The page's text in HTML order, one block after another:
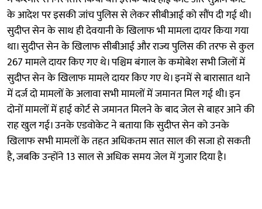
के आदेश पर इसकी जांच पुलिस से लेकर सीबीआई को सौंप दी गई थी।
सुदीप्त सेन के साथ ही देवयानी के खिलाफ भी मामला दायर किया गया
था। सुदीप्त सेन के खिलाफ सीबीआई और राज्य पुलिस की तरफ से कुल
267 मामले दायर किए गए थे। पश्चिम बंगाल के कमोबेश सभी जिलों में
सुदीप्त सेन के खिलाफ मामले दायर किए गए थे। इनमें से बारासात थाने
में दर्ज दो मामलों के अलावा सभी मामलों में जमानत मिल गई थी। इन
दोनों मामलों में हाई कोर्ट से जमानत मिलने के बाद जेल से बाहर आने की
राह खुल गई। उनके एडवोकेट ने बताया कि सुदीप्त सेन को उनके
खिलाफ सभी मामलों के तहत अधिकतम सात साल की सजा हो सकती
है, जबकि उन्होंने 13 साल से अधिक समय जेल में गुजार दिया है।